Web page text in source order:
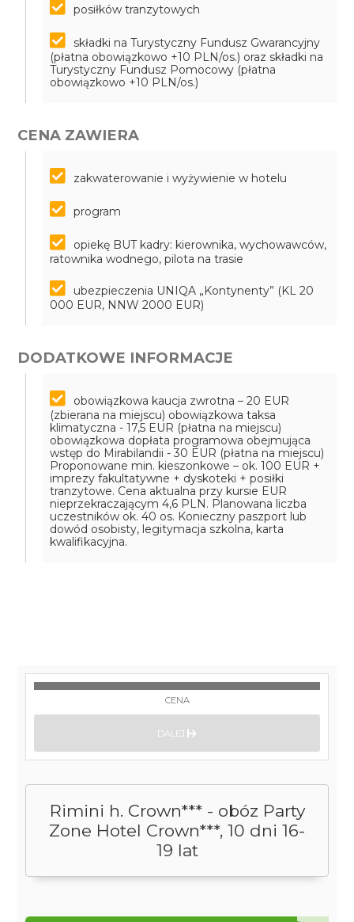
posiłków tranzytowych
składki na Turystyczny Fundusz Gwarancyjny
(płatna obowiązkowo +10 PLN/os.) oraz składki na
Turystyczny Fundusz Pomocowy (płatna
obowiązkowo +10 PLN/os.)
CENA ZAWIERA
zakwaterowanie i wyżywienie w hotelu
program
opiekę BUT kadry: kierownika, wychowawców,
ratownika wodnego, pilota na trasie
ubezpieczenia UNIQA „Kontynenty” (KL 20
000 EUR, NNW 2000 EUR)
DODATKOWE INFORMACJE
obowiązkowa kaucja zwrotna – 20 EUR
(zbierana na miejscu) obowiązkowa taksa
klimatyczna - 17,5 EUR (płatna na miejscu)
obowiązkowa dopłata programowa obejmująca
wstęp do Mirabilandii - 30 EUR (płatna na miejscu)
Proponowane min. kieszonkowe – ok. 100 EUR +
imprezy fakultatywne + dyskoteki + posiłki
tranzytowe. Cena aktualna przy kursie EUR
nieprzekraczającym 4,6 PLN. Planowana liczba
uczestników ok. 40 os. Konieczny paszport lub
dowód osobisty, legitymacja szkolna, karta
kwalifikacyjna.
Rimini h. Crown*** - obóz Party
Zone Hotel Crown***, 10 dni 16-
19 lat
CENA
DALEJ